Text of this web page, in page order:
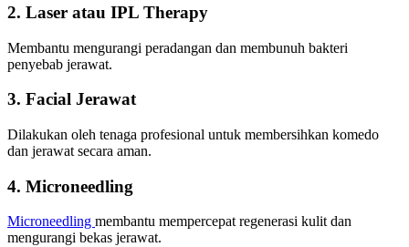
2. Laser atau IPL Therapy
Membantu mengurangi peradangan dan membunuh bakteri
penyebab jerawat.
3. Facial Jerawat
Dilakukan oleh tenaga profesional untuk membersihkan komedo
dan jerawat secara aman.
4. Microneedling
Microneedling membantu mempercepat regenerasi kulit dan
mengurangi bekas jerawat.